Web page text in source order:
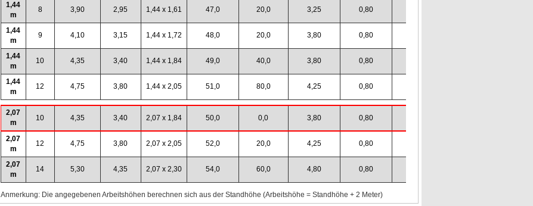
1,44
m
8 3,90 2,95 1,44 x 1,61 47,0 20,0 3,25 0,80
1,44
m
9 4,10 3,15 1,44 x 1,72 48,0 20,0 3,80 0,80
1,44
m
10 4,35 3,40 1,44 x 1,84 49,0 40,0 3,80 0,80
1,44
m
12 4,75 3,80 1,44 x 2,05 51,0 80,0 4,25 0,80
2,07
m
10 4,35 3,40 2,07 x 1,84 50,0 0,0 3,80 0,80
2,07
m
12 4,75 3,80 2,07 x 2,05 52,0 20,0 4,25 0,80
2,07
m
14 5,30 4,35 2,07 x 2,30 54,0 60,0 4,80 0,80
Anmerkung: Die angegebenen Arbeitshöhen berechnen sich aus der Standhöhe (Arbeitshöhe = Standhöhe + 2 Meter)